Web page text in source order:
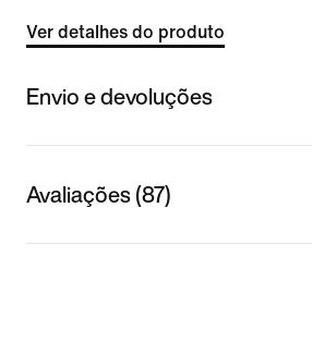
Ver detalhes do produto
Envio e devoluções
Avaliações (87)